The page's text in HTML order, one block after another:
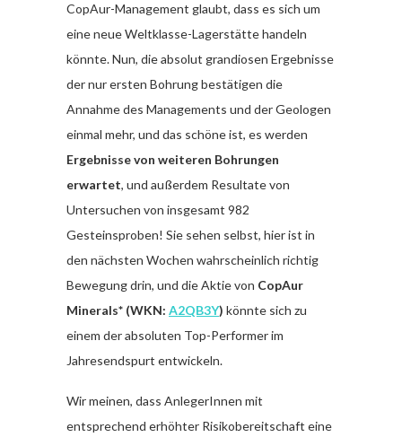
CopAur-Management glaubt, dass es sich um
eine neue Weltklasse-Lagerstätte handeln
könnte. Nun, die absolut grandiosen Ergebnisse
der nur ersten Bohrung bestätigen die
Annahme des Managements und der Geologen
einmal mehr, und das schöne ist, es werden
Ergebnisse von weiteren Bohrungen
erwartet, und außerdem Resultate von
Untersuchen von insgesamt 982
Gesteinsproben! Sie sehen selbst, hier ist in
den nächsten Wochen wahrscheinlich richtig
Bewegung drin, und die Aktie von CopAur
Minerals* (WKN: A2QB3Y) könnte sich zu
einem der absoluten Top-Performer im
Jahresendspurt entwickeln.
Wir meinen, dass AnlegerInnen mit
entsprechend erhöhter Risikobereitschaft eine